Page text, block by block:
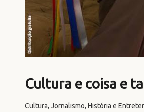
Cultura e coisa e
Cultura, Jornalismo, História e